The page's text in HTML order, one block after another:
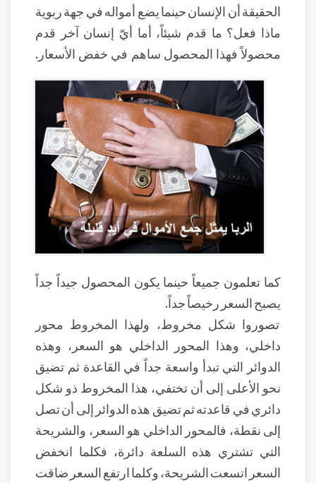
الحقيقة أن الإنسان حينما يضع أمواله في جهة ربوية
ماذا فعل؟ ما قدم شيئاً، أما أيّ إنسان آخر قدم
محصولاً فهذا المحصول ساهم في خفض الأسعار.
كما تعلمون جميعاً حينما يكون المحصول جيداً جداً
يصبح السعر رخيصاً جداً.
تصوروا شكل مخروط، ولهذا المخروط محور
داخلي، وهذا المحور الداخلي هو السعر، وهذه
الدوائر التي تبدأ واسعة جداً في القاعدة ثم تضيق
نحو الأعلى إلى أن تختفي، هذا المخروط ذو شكل
دائري في قاعدته ثم تضيق هذه الدوائر إلى أن تصل
إلى نقطة، فالمحور الداخلي هو السعر، والشريحة
التي تشتري هذه السلعة دائرة، فكلما انخفض
السعر اتسعت الشريحة، وكلما ارتفع السعر ضاقت